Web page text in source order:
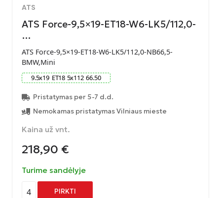
ATS
ATS Force-9,5×19-ET18-W6-LK5/112,0-
…
ATS Force-9,5×19-ET18-W6-LK5/112,0-NB66,5-
BMW,Mini
9.5x19 ET18 5x112 66.50
Pristatymas per 5-7 d.d.
Nemokamas pristatymas Vilniaus mieste
Kaina už vnt.
218,90 €
Turime sandėlyje
4 PIRKTI